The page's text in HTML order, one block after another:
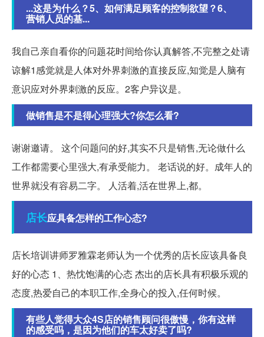
...这是为什么？5、如何满足顾客的控制欲望？6、
营销人员的基...
我自己亲自看你的问题花时间给你认真解答,不完整之处请
谅解1感觉就是人体对外界刺激的直接反应,知觉是人脑有
意识应对外界刺激的反应。2客户异议是。
做销售是不是得心理强大?你怎么看?
谢谢邀请。 这个问题问的好,其实不只是销售,无论做什么
工作都需要心里强大,有承受能力。 老话说的好。成年人的
世界就没有容易二字。 人活着,活在世界上,都。
店长应具备怎样的工作心态?
店长培训讲师罗雅霖老师认为一个优秀的店长应该具备良
好的心态 1、热忱饱满的心态 杰出的店长具有积极乐观的
态度,热爱自己的本职工作,全身心的投入,任何时候。
有些人觉得大众4S店的销售顾问很傲慢，你有这样
的感受吗，是因为他们的车太好卖了吗?